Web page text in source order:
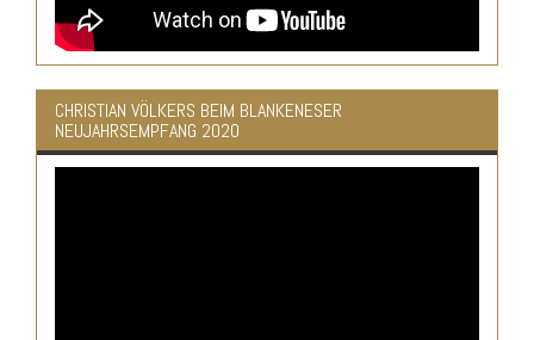
CHRISTIAN VÖLKERS BEIM BLANKENESER
NEUJAHRSEMPFANG 2020